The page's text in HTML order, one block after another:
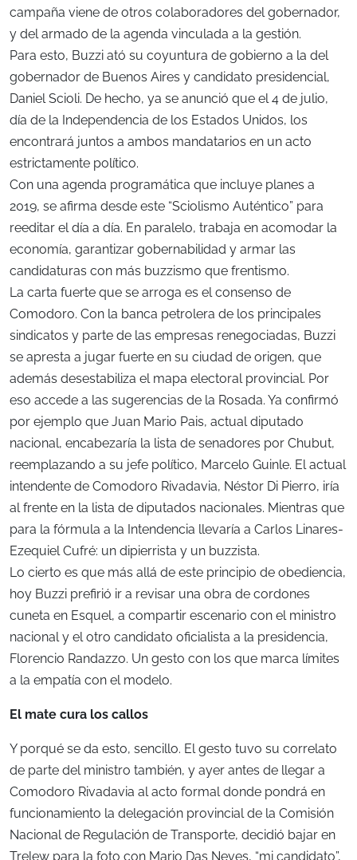
campaña viene de otros colaboradores del gobernador,
y del armado de la agenda vinculada a la gestión.
Para esto, Buzzi ató su coyuntura de gobierno a la del
gobernador de Buenos Aires y candidato presidencial,
Daniel Scioli. De hecho, ya se anunció que el 4 de julio,
día de la Independencia de los Estados Unidos, los
encontrará juntos a ambos mandatarios en un acto
estrictamente político.
Con una agenda programática que incluye planes a
2019, se afirma desde este “Sciolismo Auténtico” para
reeditar el día a día. En paralelo, trabaja en acomodar la
economía, garantizar gobernabilidad y armar las
candidaturas con más buzzismo que frentismo.
La carta fuerte que se arroga es el consenso de
Comodoro. Con la banca petrolera de los principales
sindicatos y parte de las empresas renegociadas, Buzzi
se apresta a jugar fuerte en su ciudad de origen, que
además desestabiliza el mapa electoral provincial. Por
eso accede a las sugerencias de la Rosada. Ya confirmó
por ejemplo que Juan Mario Pais, actual diputado
nacional, encabezaría la lista de senadores por Chubut,
reemplazando a su jefe político, Marcelo Guinle. El actual
intendente de Comodoro Rivadavia, Néstor Di Pierro, iría
al frente en la lista de diputados nacionales. Mientras que
para la fórmula a la Intendencia llevaría a Carlos Linares-
Ezequiel Cufré: un dipierrista y un buzzista.
Lo cierto es que más allá de este principio de obediencia,
hoy Buzzi prefirió ir a revisar una obra de cordones
cuneta en Esquel, a compartir escenario con el ministro
nacional y el otro candidato oficialista a la presidencia,
Florencio Randazzo. Un gesto con los que marca límites
a la empatía con el modelo.
El mate cura los callos
Y porqué se da esto, sencillo. El gesto tuvo su correlato
de parte del ministro también, y ayer antes de llegar a
Comodoro Rivadavia al acto formal donde pondrá en
funcionamiento la delegación provincial de la Comisión
Nacional de Regulación de Transporte, decidió bajar en
Trelew para la foto con Mario Das Neves, “mi candidato”,